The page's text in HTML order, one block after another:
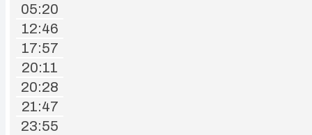
05:20
12:46
17:57
20:11
20:28
21:47
23:55